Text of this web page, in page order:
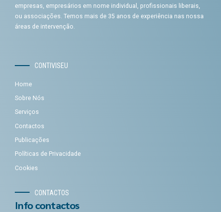
empresas, empresários em nome individual, profissionais liberais,
ou associações. Temos mais de 35 anos de experiência nas nossa
áreas de intervenção.
CONTIVISEU
Home
Sobre Nós
Serviços
Contactos
Publicações
Políticas de Privacidade
Cookies
CONTACTOS
Info contactos